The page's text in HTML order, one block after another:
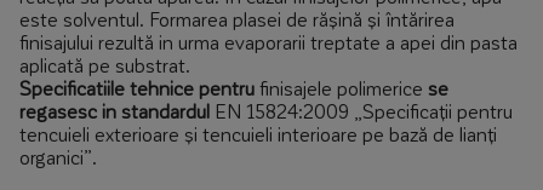
este solventul. Formarea plasei de rășină și întărirea
finisajului rezultă in urma evaporarii treptate a apei din pasta
aplicată pe substrat.
Specificatiile tehnice pentru finisajele polimerice se
regasesc in standardul EN 15824:2009 „Specificații pentru
tencuieli exterioare și tencuieli interioare pe bază de lianți
organici”.